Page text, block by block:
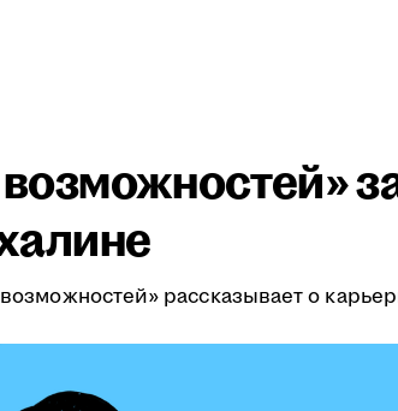
рассказывает о